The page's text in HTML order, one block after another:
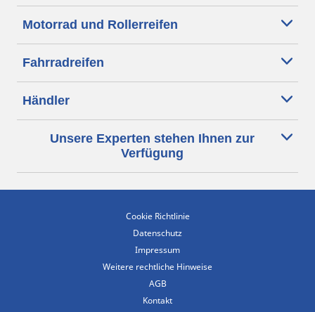
Motorrad und Rollerreifen
Fahrradreifen
Händler
Unsere Experten stehen Ihnen zur
Verfügung
Cookie Richtlinie
Datenschutz
Impressum
Weitere rechtliche Hinweise
AGB
Kontakt